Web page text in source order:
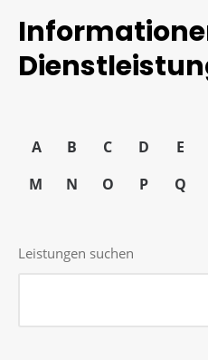
A B C D E
M
N O P Q
Leistungen suchen